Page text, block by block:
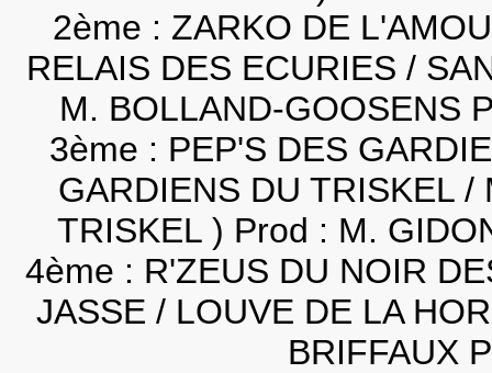
2ème : ZARKO DE
RELAIS DES ECURIES /
M. BOLLAND-GOOSENS
3ème : PEP'S DES
GARDIENS DU TRISKEL
TRISKEL ) Prod : M.
4ème : R'ZEUS DU NOIR
JASSE / LOUVE DE LA
BRIFFAUX